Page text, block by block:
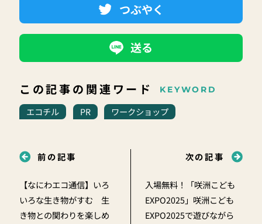
つぶやく
送る
この記事の関連ワード KEYWORD
エコチル PR ワークショップ
前の記事
【なにわエコ通信】いろ
いろな生き物がすむ 生
き物との関わりを楽しめ
次の記事
入場無料！「咲洲こども
EXPO2025」咲洲こども
EXPO2025で遊びながら